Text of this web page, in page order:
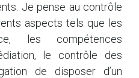
Je pense au contrôle
aspects tels que les
les compétences
le contrôle des
de disposer d’un